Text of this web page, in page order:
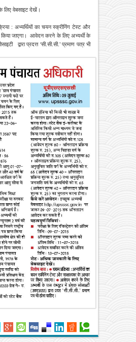
लिए वेबसाइट देखें।
: अभ्यर्थियों का चयन स्क्रीनिंग टेस्ट और
किया जाएगा। आवेदन करने के लिए अभ्यर्थी के
द्वारा प्रदत्त ‘सी.सी.सी.’ प्रमाण पत्र भी